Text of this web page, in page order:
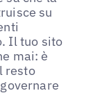
su
Il tuo sito
mai: è
resto